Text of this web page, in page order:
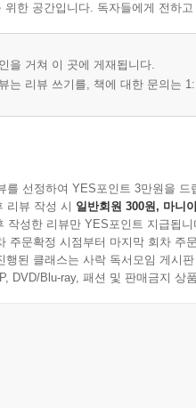
위한 공간입니다. 독자들에게 전하
을 거쳐 이 곳에 게재됩니다.
는 리뷰 쓰기를, 책에 대한 문의는
를 선정하여 YES포인트 3만원을 드
리뷰 작성 시 일반회원 300원, 마니
작성한 리뷰만 YES포인트 지급됩니
주문확정 시점부터 마지막 회차 주
행된 클래스는 사락 독서모임 게시
DVD/Blu-ray, 패션 및 판매금지 상